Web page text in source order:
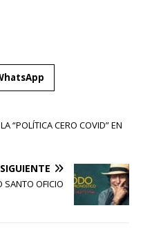
“POLÍTICA CERO COVID” EN
SIGUIENTE
SANTO OFICIO